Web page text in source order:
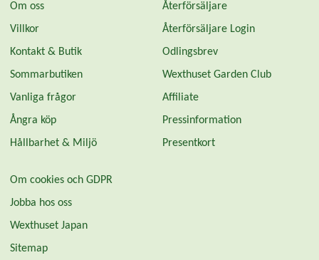
Om oss
Villkor
Kontakt & Butik
Sommarbutiken
Vanliga frågor
Ångra köp
Hållbarhet & Miljö
Återförsäljare
Återförsäljare Login
Odlingsbrev
Wexthuset Garden Club
Affiliate
Pressinformation
Presentkort
Om cookies och GDPR
Jobba hos oss
Wexthuset Japan
Sitemap